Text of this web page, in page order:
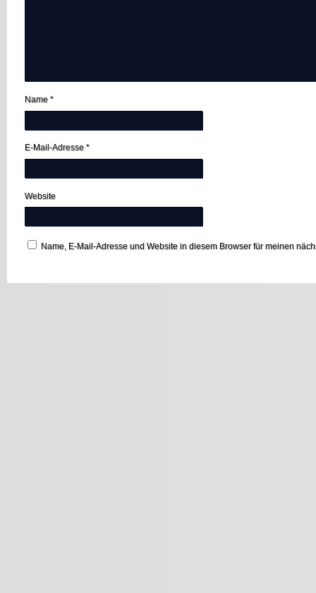
Name *
E-Mail-Adresse *
Website
Name, E-Mail-Adresse und Website in diesem Browser für meinen